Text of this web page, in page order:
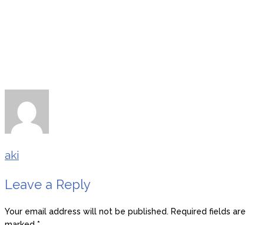
aki
Leave a Reply
Your email address will not be published. Required fields are